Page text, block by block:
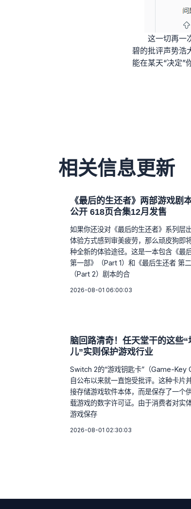
这一切再一
碧的批评声势浩
能在某天“决定”
相关信息更新
《最后的生还者》两部游戏剧
公开 618页合集12月发售
如果你还没对《最后的生还者》系列层
体验方式感到审美疲劳，那么顽皮狗即
种全新的体验途径。这是一本包含《最
第一部》（Part 1）和《最后生还者 第二
（Part 2）剧本的合
2026-08-01 06:00:03
脑回路清奇！任天堂干的这些“
儿”实则保护游戏行业
Switch 2的“游戏钥匙卡”（Game-Key
自公布以来就一直饱受批评。这种卡片
接存储游戏软件本体，而是保存了一个
载游戏的数字许可证。由于消费者对实
游戏保存
2026-08-01 02:30:03